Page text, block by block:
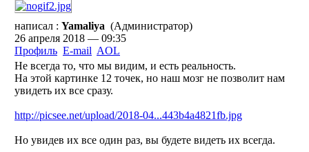
написал : Yamaliya (Администратор)
26 апреля 2018 — 09:35
Профиль E-mail AOL
Не всегда то, что мы видим, и есть реальность.
На этой картинке 12 точек, но наш мозг не позволит нам
увидеть их все сразу.
http://picsee.net/upload/2018-04...443b4a4821fb.jpg
Но увидев их все один раз, вы будете видеть их всегда.